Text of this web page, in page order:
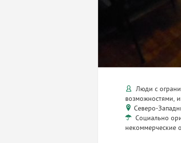
Люди с
возможностями,
Северо-
Социально
некоммерческие